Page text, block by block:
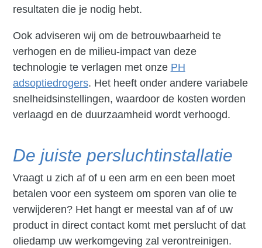
resultaten die je nodig hebt.
Ook adviseren wij om de betrouwbaarheid te
verhogen en de milieu-impact van deze
technologie te verlagen met onze PH
adsoptiedrogers. Het heeft onder andere variabele
snelheidsinstellingen, waardoor de kosten worden
verlaagd en de duurzaamheid wordt verhoogd.
De juiste persluchtinstallatie
Vraagt u zich af of u een arm en een been moet
betalen voor een systeem om sporen van olie te
verwijderen? Het hangt er meestal van af of uw
product in direct contact komt met perslucht of dat
oliedamp uw werkomgeving zal verontreinigen.